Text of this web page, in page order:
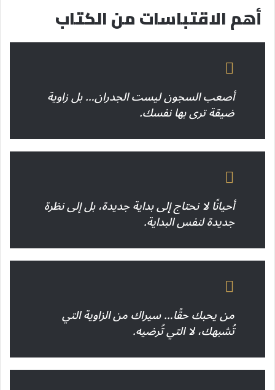
أهم الاقتباسات من الكتاب
أصعب السجون ليست الجدران… بل زاوية
ضيقة ترى بها نفسك.
أحيانًا لا نحتاج إلى بداية جديدة، بل إلى نظرة
جديدة لنفس البداية.
من يحبك حقًا… سيراك من الزاوية التي
تُشبهك، لا التي تُرضيه.